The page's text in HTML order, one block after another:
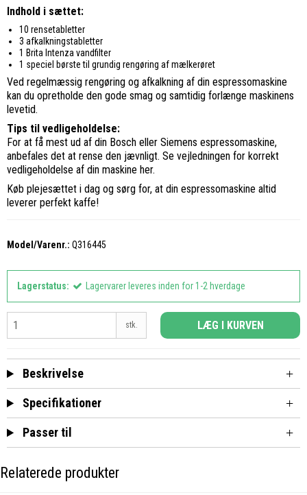
Indhold i sættet:
10 rensetabletter
3 afkalkningstabletter
1 Brita Intenza vandfilter
1 speciel børste til grundig rengøring af mælkerøret
Ved regelmæssig rengøring og afkalkning af din espressomaskine
kan du opretholde den gode smag og samtidig forlænge maskinens
levetid.
Tips til vedligeholdelse:
For at få mest ud af din Bosch eller Siemens espressomaskine,
anbefales det at rense den jævnligt. Se vejledningen for korrekt
vedligeholdelse af din maskine her.
Køb plejesættet i dag og sørg for, at din espressomaskine altid
leverer perfekt kaffe!
Model/Varenr.: Q316445
Lagerstatus: Lagervarer leveres inden for 1-2 hverdage
stk. LÆG I KURVEN
Beskrivelse
Specifikationer
Passer til
Relaterede produkter